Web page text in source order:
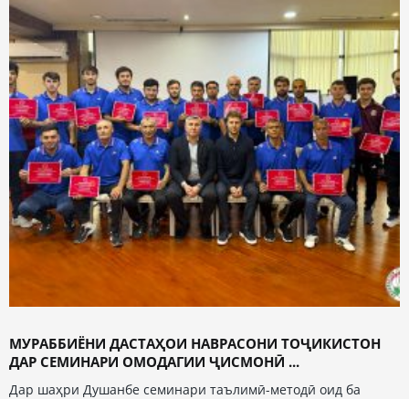
МУРАББИЁНИ ДАСТАҲОИ НАВРАСОНИ ТОҶИКИСТОН
ДАР СЕМИНАРИ ОМОДАГИИ ҶИСМОНӢ ...
Дар шаҳри Душанбе семинари таълимӣ-методӣ оид ба